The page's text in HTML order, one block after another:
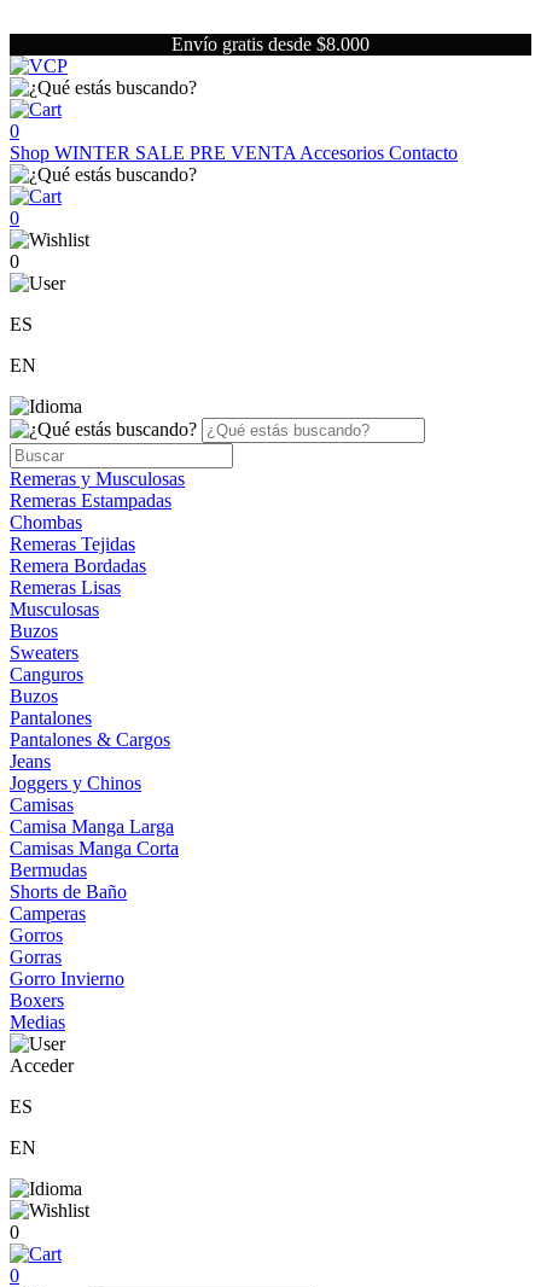
Envío gratis desde $8.000
0
Shop WINTER SALE PRE VENTA Accesorios Contacto
0
0
ES
EN
Remeras y Musculosas
Remeras Estampadas
Chombas
Remeras Tejidas
Remera Bordadas
Remeras Lisas
Musculosas
Buzos
Sweaters
Canguros
Buzos
Pantalones
Pantalones & Cargos
Jeans
Joggers y Chinos
Camisas
Camisa Manga Larga
Camisas Manga Corta
Bermudas
Shorts de Baño
Camperas
Gorros
Gorras
Gorro Invierno
Boxers
Medias
Acceder
ES
EN
0
0